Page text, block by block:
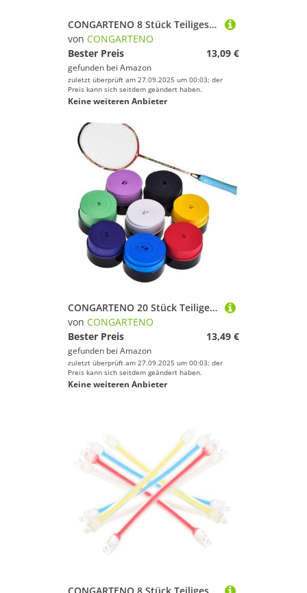
CONGARTENO 8 Stück Teiliges Tennisracket Silikon Dämpfer Cartoon Motiv Weiche Vibrationsdämpfer zur Stoßabsorption Armermüdung für Training und Alltag Geeignet für Spielstärken
von CONGARTENO
Bester Preis
13,09 €
gefunden bei Amazon
zuletzt überprüft am 27.09.2025 um 00:03; der
Preis kann sich seitdem geändert haben.
Keine weiteren Anbieter
CONGARTENO 20 Stück Teiliges Selbstklebendes Sweatband aus PU mit Hoher Elastizität Schweißabsorbierendem Rutschfestem Griffband für Tennis Badmintonschläger Komfortabel Zufällige Farbe
von CONGARTENO
Bester Preis
13,49 €
gefunden bei Amazon
zuletzt überprüft am 27.09.2025 um 00:03; der
Preis kann sich seitdem geändert haben.
Keine weiteren Anbieter